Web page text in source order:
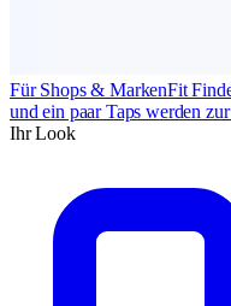
Für Shops & MarkenFit
und ein paar Taps werden
Ihr Look